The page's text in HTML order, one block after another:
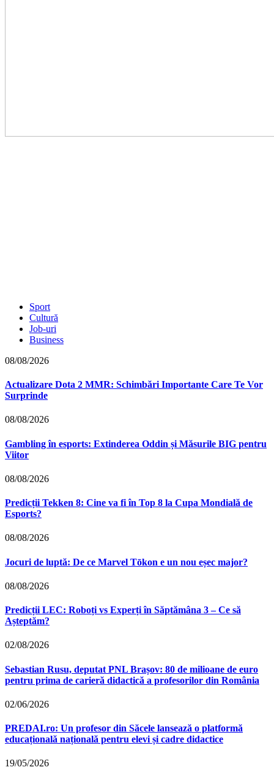
Sport
Cultură
Job-uri
Business
08/08/2026
Actualizare Dota 2 MMR: Schimbări Importante Care Te Vor
Surprinde
08/08/2026
Gambling în esports: Extinderea Oddin și Măsurile BIG pentru
Viitor
08/08/2026
Predicții Tekken 8: Cine va fi în Top 8 la Cupa Mondială de
Esports?
08/08/2026
Jocuri de luptă: De ce Marvel Tōkon e un nou eșec major?
08/08/2026
Predicții LEC: Roboți vs Experți în Săptămâna 3 – Ce să
Așteptăm?
02/08/2026
Sebastian Rusu, deputat PNL Brașov: 80 de milioane de euro
pentru prima de carieră didactică a profesorilor din România
02/06/2026
PREDAI.ro: Un profesor din Săcele lansează o platformă
educațională națională pentru elevi și cadre didactice
19/05/2026